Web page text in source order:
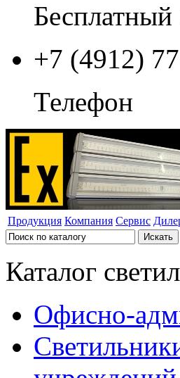
+7 (4912)
Телефон
Продукция Компания Сервис
Каталог
Офисно-